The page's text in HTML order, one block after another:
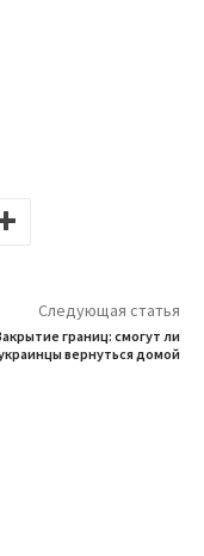
Следующая статья
границ: смогут ли
вернуться домой